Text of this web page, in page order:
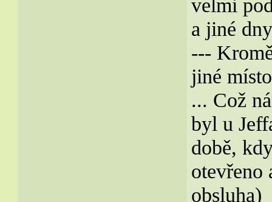
velmi
a jiné
---
jiné
... Což
byl u
době,
otevřeno
obsluha)